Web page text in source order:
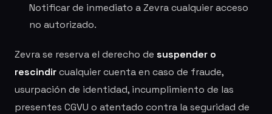
Notificar de inmediato a Zevra cualquier acceso
no autorizado.
Zevra se reserva el derecho de suspender o
rescindircualquier cuenta en caso de fraude,
usurpación de identidad, incumplimiento de las
presentes CGVU o atentado contra la seguridad de